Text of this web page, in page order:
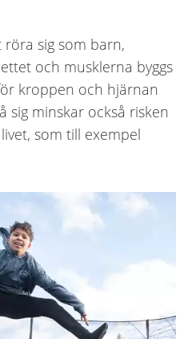
sig som barn,
och musklerna byggs
kroppen och hjärnan
sig minskar också risken
som till exempel